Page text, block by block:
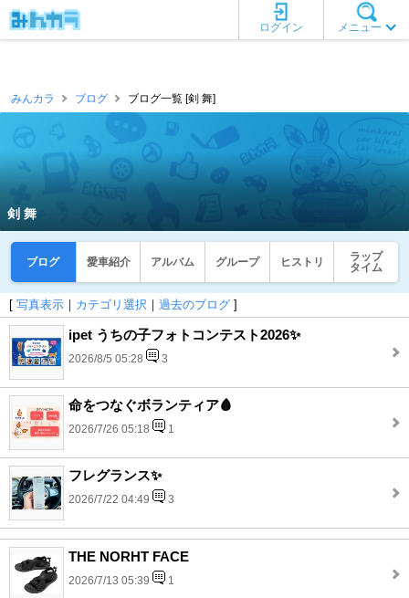
メニュー
ログイン
みんカラ ブログ ブログ一覧 [剣 舞]
剣 舞
ブログ 愛車紹介 アルバム グループ ヒストリ
ラップ
タイム
[ 写真表示 ｜ カテゴリ選択 ｜ 過去のブログ ]
ipet うちの子フォトコンテスト2026✨
2026/8/5 05:28 3
命をつなぐボランティア🩸
2026/7/26 05:18 1
フレグランス✨
2026/7/22 04:49 3
THE NORHT FACE
2026/7/13 05:39 1